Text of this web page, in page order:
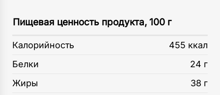
Пищевая ценность продукта, 100 г
Калорийность
455 ккал
Белки
24 г
Жиры
38 г